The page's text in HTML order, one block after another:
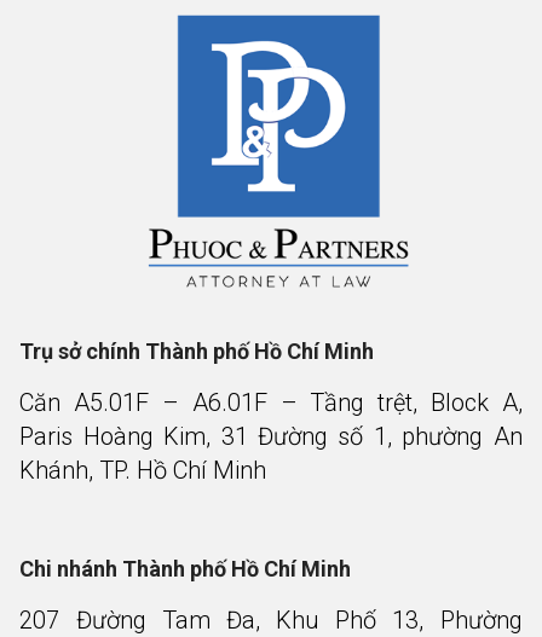
Trụ sở chính Thành phố Hồ Chí Minh
Căn A5.01F – A6.01F – Tầng trệt, Block A,
Paris Hoàng Kim, 31 Đường số 1, phường An
Khánh, TP. Hồ Chí Minh
Chi nhánh Thành phố Hồ Chí Minh
207 Đường Tam Đa, Khu Phố 13, Phường